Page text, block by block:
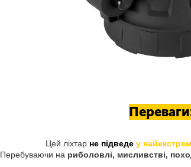
Цей ліхтар не підведе у
Перебуваючи на риболовлі, мисливстві,